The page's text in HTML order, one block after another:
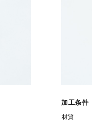
加工条件
材質